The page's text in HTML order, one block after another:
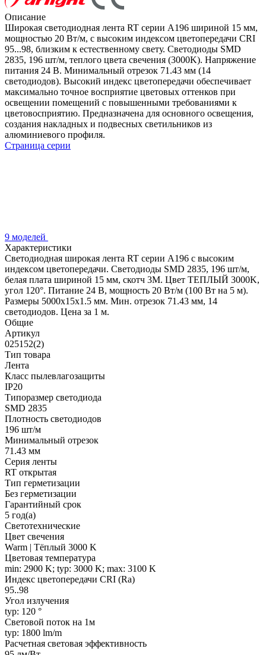
Описание
Широкая светодиодная лента RT серии A196 шириной 15 мм,
мощностью 20 Вт/м, с высоким индексом цветопередачи CRI
95...98, близким к естественному свету. Светодиоды SMD
2835, 196 шт/м, теплого цвета свечения (3000K). Напряжение
питания 24 В. Минимальный отрезок 71.43 мм (14
светодиодов). Высокий индекс цветопередачи обеспечивает
максимально точное восприятие цветовых оттенков при
освещении помещений с повышенными требованиями к
цветовосприятию. Предназначена для основного освещения,
создания накладных и подвесных светильников из
алюминиевого профиля.
Страница серии
9 моделей
Характеристики
Светодиодная широкая лента RT серии A196 с высоким
индексом цветопередачи. Светодиоды SMD 2835, 196 шт/м,
белая плата шириной 15 мм, скотч 3М. Цвет ТЕПЛЫЙ 3000K,
угол 120°. Питание 24 В, мощность 20 Вт/м (100 Вт на 5 м).
Размеры 5000х15х1.5 мм. Мин. отрезок 71.43 мм, 14
светодиодов. Цена за 1 м.
Общие
Артикул
025152(2)
Тип товара
Лента
Класс пылевлагозащиты
IP20
Типоразмер светодиода
SMD 2835
Плотность светодиодов
196 шт/м
Минимальный отрезок
71.43 мм
Серия ленты
RT открытая
Тип герметизации
Без герметизации
Гарантийный срок
5 год(а)
Светотехнические
Цвет свечения
Warm | Тёплый 3000 K
Цветовая температура
min: 2900 K; typ: 3000 K; max: 3100 K
Индекс цветопередачи CRI (Ra)
95..98
Угол излучения
typ: 120 °
Световой поток на 1м
typ: 1800 lm/m
Расчетная световая эффективность